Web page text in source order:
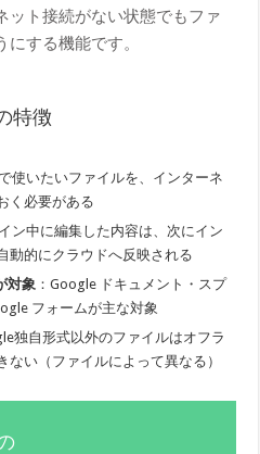
ット接続がない状態でもファ
する機能です。
特徴
使いたいファイルを、インターネ
く必要がある
ン中に編集した内容は、次にイン
動的にクラウドへ反映される
対象 ：Google ドキュメント・スプ
フォームが主な対象
独自形式以外のファイルはオフラ
い（ファイルによって異なる）